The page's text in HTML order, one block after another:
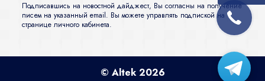
Подписавшись на новостной дайджест, Вы согласны на получение
писем на указанный email. Вы можете управлять подпиской на
странице личного кабинета.
© Altek 2026